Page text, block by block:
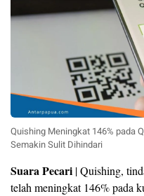
Quishing Meningkat 146% pada
Semakin Sulit Dihindari
Suara Pecari | Quishing,
telah meningkat 146% pada